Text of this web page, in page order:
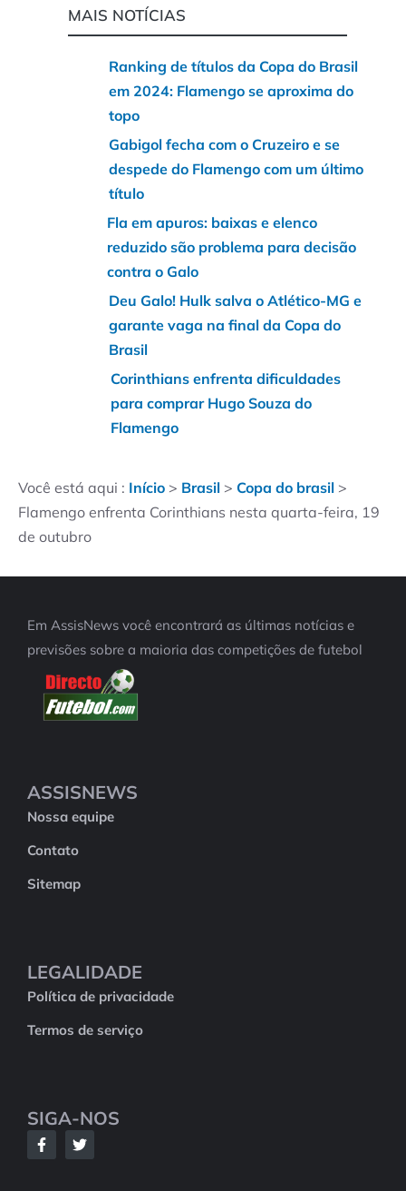
MAIS NOTÍCIAS
Ranking de títulos da Copa do Brasil
em 2024: Flamengo se aproxima do
topo
Gabigol fecha com o Cruzeiro e se
despede do Flamengo com um último
título
Fla em apuros: baixas e elenco
reduzido são problema para decisão
contra o Galo
Deu Galo! Hulk salva o Atlético-MG e
garante vaga na final da Copa do
Brasil
Corinthians enfrenta dificuldades
para comprar Hugo Souza do
Flamengo
Você está aqui : Início > Brasil > Copa do brasil >
Flamengo enfrenta Corinthians nesta quarta-feira, 19
de outubro
Em AssisNews você encontrará as últimas notícias e
previsões sobre a maioria das competições de futebol
ASSISNEWS
Nossa equipe
Contato
Sitemap
LEGALIDADE
Política de privacidade
Termos de serviço
SIGA-NOS